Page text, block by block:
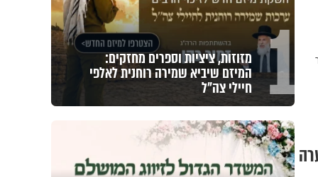
1 מזוזות, ציציות וספרים מחזקים:
המיזם שיביא שמירה רוחנית לאלפי
חיילי צה"ל